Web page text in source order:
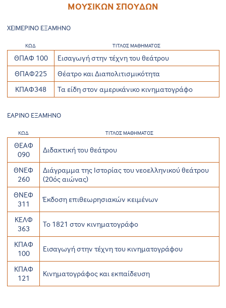
ΜΟΥΣΙΚΩΝ ΣΠΟΥΔΩΝ
ΧΕΙΜΕΡΙΝΟ ΕΞΑΜΗΝΟ
ΚΩΔ ΤΙΤΛΟΣ ΜΑΘΗΜΑΤΟΣ
ΘΠΑΦ 100
Εισαγωγή στην τέχνη του θεάτρου
ΘΠΑΦ225
Θέατρο και Διαπολιτισμικότητα
ΚΠΑΦ348
Τα είδη στον αμερικάνικο κινηματογράφο
ΕΑΡΙΝΟ ΕΞΑΜΗΝΟ
ΚΩΔ ΤΙΤΛΟΣ ΜΑΘΗΜΑΤΟΣ
ΘΕΑΦ
090
Διδακτική του θεάτρου
ΘΝΕΦ
260
Διάγραμμα της Ιστορίας του νεοελληνικού θεάτρου
(20ός αιώνας)
ΘΝΕΦ
311
Έκδοση επιθεωρησιακών κειμένων
ΚΕΛΦ
363
Το 1821 στον κινηματογράφο
ΚΠΑΦ
100
Εισαγωγή στην τέχνη του κινηματογράφου
ΚΠΑΦ
121
Κινηματογράφος και εκπαίδευση